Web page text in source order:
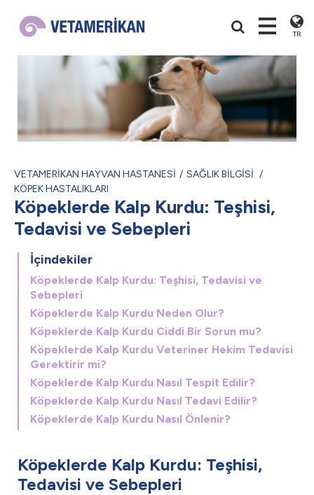
TR
VETAMERİKAN HAYVAN HASTANESİ
SAĞLIK BİLGİSİ
KÖPEK HASTALIKLARI
Köpeklerde Kalp Kurdu: Teşhisi,
Tedavisi ve Sebepleri
İçindekiler
Köpeklerde Kalp Kurdu: Teşhisi, Tedavisi ve
Sebepleri
Köpeklerde Kalp Kurdu Neden Olur?
Köpeklerde Kalp Kurdu Ciddi Bir Sorun mu?
Köpeklerde Kalp Kurdu Veteriner Hekim Tedavisi
Gerektirir mi?
Köpeklerde Kalp Kurdu Nasıl Tespit Edilir?
Köpeklerde Kalp Kurdu Nasıl Tedavi Edilir?
Köpeklerde Kalp Kurdu Nasıl Önlenir?
Köpeklerde Kalp Kurdu: Teşhisi,
Tedavisi ve Sebepleri